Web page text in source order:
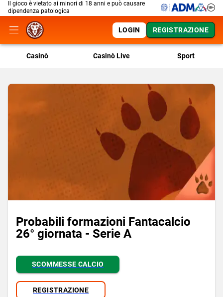
Il gioco è vietato ai minori di 18 anni e può causare
dipendenza patologica
LOGIN REGISTRAZIONE
Casinò Casinò Live Sport
Probabili formazioni Fantacalcio
26° giornata - Serie A
SCOMMESSE CALCIO
REGISTRAZIONE